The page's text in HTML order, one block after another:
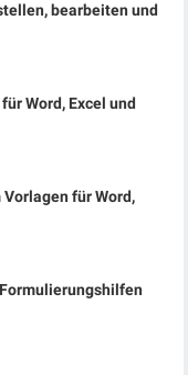
bearbeiten und
Word, Excel und
für Word,